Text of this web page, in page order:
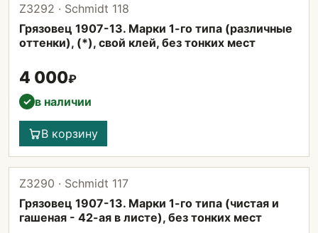
Z3292 · Schmidt 118
Грязовец 1907-13. Марки 1-го типа (различные
оттенки), (*), свой клей, без тонких мест
4 000₽
✓ в наличии
В корзину
Z3290 · Schmidt 117
Грязовец 1907-13. Марки 1-го типа (чистая и
гашеная - 42-ая в листе), без тонких мест